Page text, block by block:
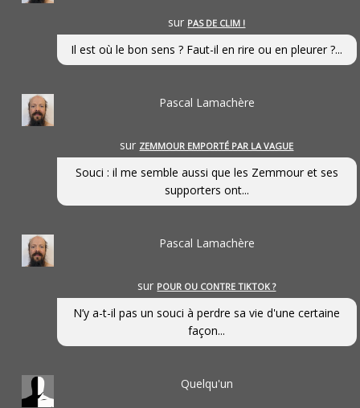
sur PAS DE CLIM !
Il est où le bon sens ? Faut-il en rire ou en pleurer ?...
Pascal Lamachère
sur ZEMMOUR EMPORTÉ PAR LA VAGUE
Souci : il me semble aussi que les Zemmour et ses
supporters ont...
Pascal Lamachère
sur POUR OU CONTRE TIKTOK ?
N’y a-t-il pas un souci à perdre sa vie d'une certaine
façon...
Quelqu'un